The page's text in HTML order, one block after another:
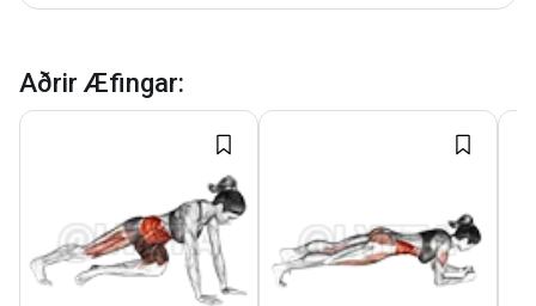
Aðrir Æfingar: